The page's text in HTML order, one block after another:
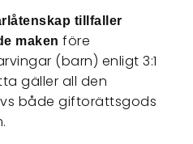
tillfaller
maken före
(barn) enligt 3:1
gäller all den
både giftorättsgods